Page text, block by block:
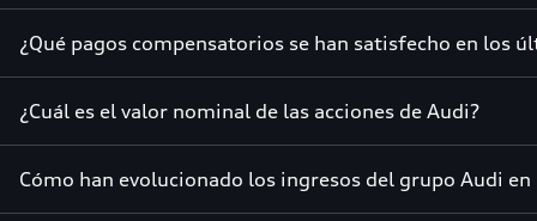
¿Qué pagos compensatorios se han satisfecho en los
¿Cuál es el valor nominal de las acciones de Audi?
Cómo han evolucionado los ingresos del grupo Audi